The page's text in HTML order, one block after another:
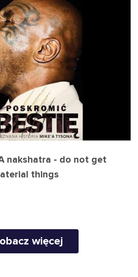
nakshatra - do not get
things
więcej